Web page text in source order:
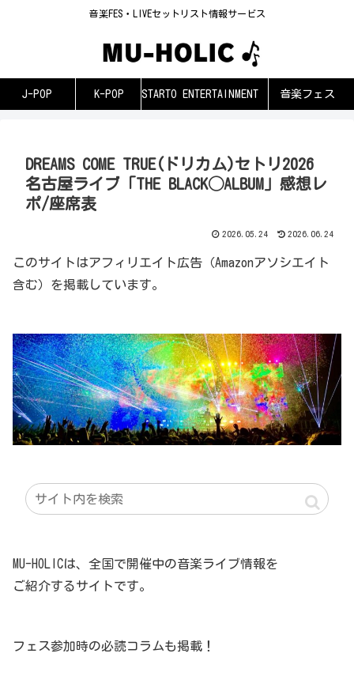
音楽FES・LIVEセットリスト情報サービス
J-POP K-POP STARTO ENTERTAINMENT 音楽フェス
DREAMS COME TRUE(ドリカム)セトリ2026
名古屋ライブ「THE BLACK◯ALBUM」感想レ
ポ/座席表
2026.05.24 2026.06.24
このサイトはアフィリエイト広告（Amazonアソシエイト
含む）を掲載しています。
MU-HOLICは、全国で開催中の音楽ライブ情報を
ご紹介するサイトです。
フェス参加時の必読コラムも掲載！